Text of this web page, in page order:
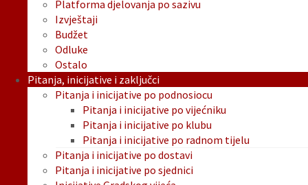
Platforma djelovanja po sazivu
Izvještaji
Budžet
Odluke
Ostalo
Pitanja, inicijative i zaključci
Pitanja i inicijative po podnosiocu
Pitanja i inicijative po vijećniku
Pitanja i inicijative po klubu
Pitanja i inicijative po radnom tijelu
Pitanja i inicijative po dostavi
Pitanja i inicijative po sjednici